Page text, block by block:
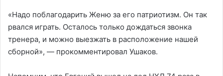
«Надо поблагодарить Женю за его патриотизм. Он так
рвался играть. Осталось только дождаться звонка
тренера, и можно выезжать в расположение нашей
сборной», — прокомментировал Ушаков.